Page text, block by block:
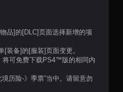
品]的[DLC]页面选择新增的项
装备]的[服装]页面变更。
可免费下载PS4™版的相同内
历险-》季票”当中。请留意勿